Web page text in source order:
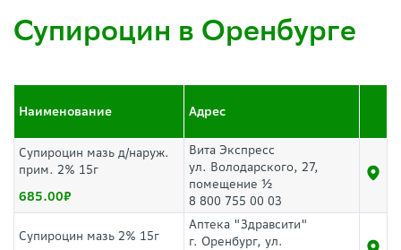
Супироцин в Оренбурге
Наименование Адрес
Супироцин мазь д/наруж.
прим. 2% 15г
685.00
Вита Экспресс
ул. Володарского, 27,
помещение ½
8 800 755 00 03
Супироцин мазь 2% 15г
Аптека "Здравсити"
г. Оренбург, ул.